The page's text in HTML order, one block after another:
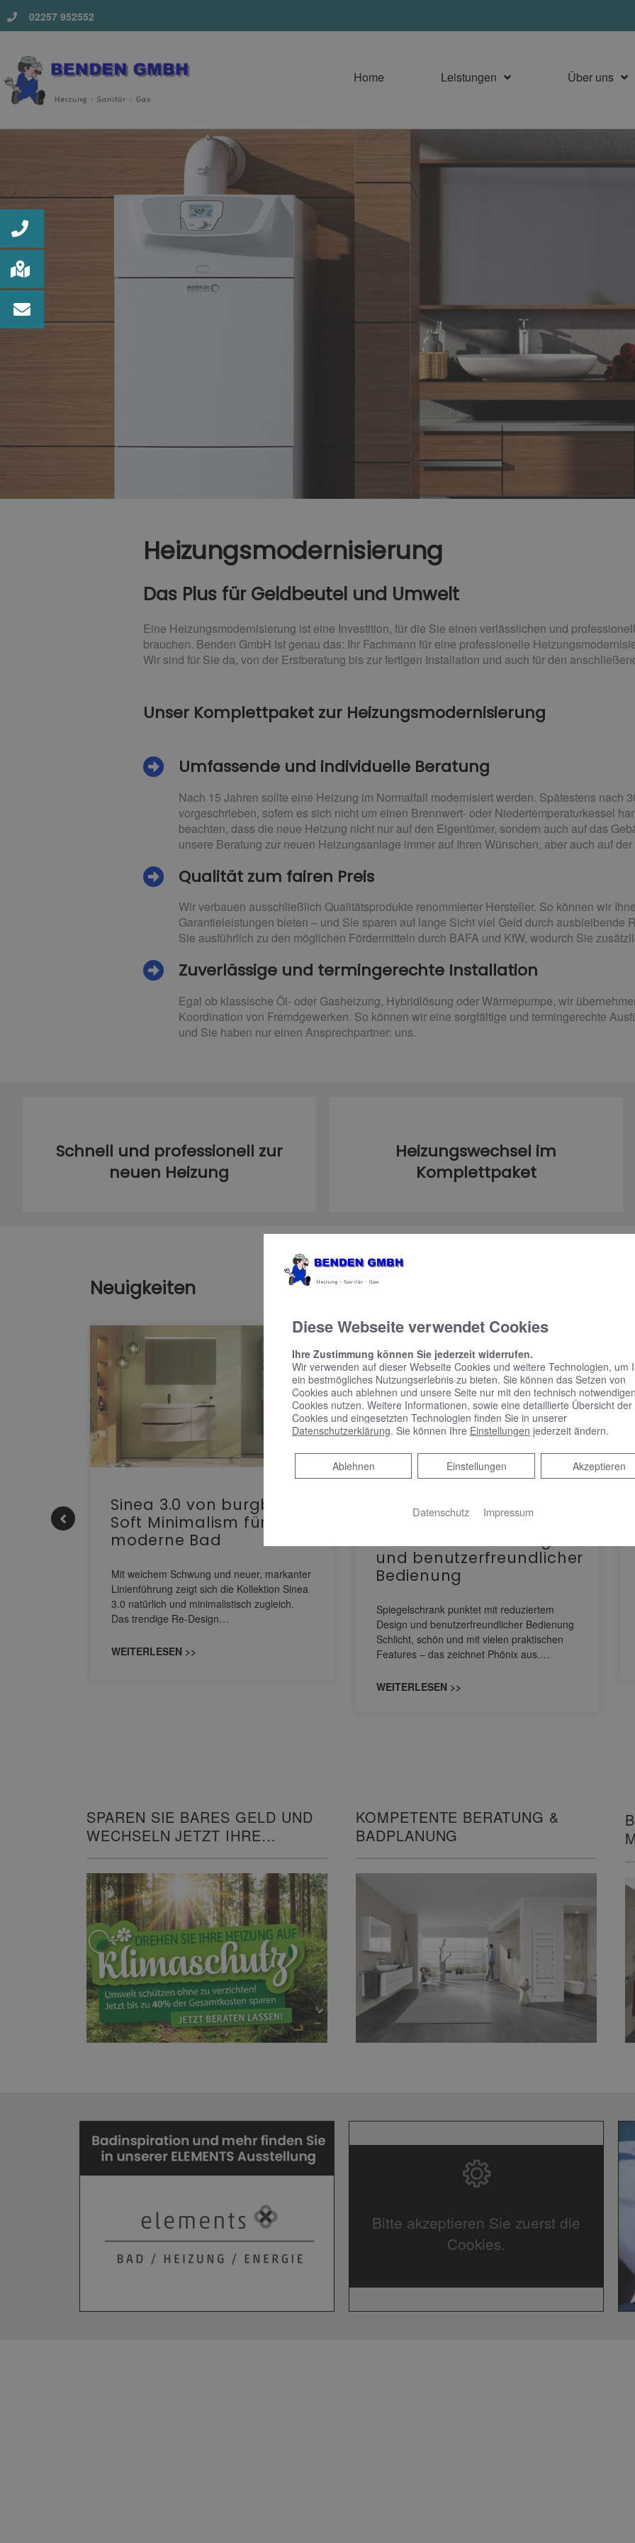
02257 952552
Home Leistungen Über uns
Heizungsmodernisierung
Das Plus für Geldbeutel und Umwelt
Eine Heizungsmodernisierung ist eine Investition, für die Sie einen verlässlichen und
brauchen. Benden GmbH ist genau das: Ihr Fachmann für eine professionelle
Wir sind für Sie da, von der Erstberatung bis zur fertigen Installation und auch für den
Unser Komplettpaket zur Heizungsmodernisierung
Umfassende und individuelle Beratung
Nach 15 Jahren sollte eine Heizung im Normalfall modernisiert werden. Spätestens nach
vorgeschrieben, sofern es sich nicht um einen Brennwert- oder Niedertemperaturkessel
beachten, dass die neue Heizung nicht nur auf den Eigentümer, sondern auch auf das
unsere Beratung zur neuen Heizungsanlage immer auf Ihren Wünschen, aber auch auf
Qualität zum fairen Preis
Wir verbauen ausschließlich Qualitätsprodukte renommierter Hersteller. So können wir
Garantieleistungen bieten – und Sie sparen auf lange Sicht viel Geld durch ausbleibende
Sie ausführlich zu den möglichen Fördermitteln durch BAFA und KfW, wodurch Sie
Zuverlässige und termingerechte Installation
Egal ob klassische Öl- oder Gasheizung, Hybridlösung oder Wärmepumpe, wir
Koordination von Fremdgewerken. So können wir eine sorgfältige und termingerechte
und Sie haben nur einen Ansprechpartner: uns.
Schnell und professionell zur
neuen Heizung
Heizungswechsel im
Komplettpaket
Neuigkeiten
Sinea 3.0 von burgbad:
Soft Minimalism für das
moderne Bad
Mit weichem Schwung und neuer, markanter
Linienführung zeigt sich die Kollektion Sinea
3.0 natürlich und minimalistisch zugleich.
Das trendige Re-Design…
WEITERLESEN >>
KEUCO PHÖNIX –
Spiegelschrank punktet
und benutzerfreundlicher
Bedienung
Spiegelschrank punktet mit reduziertem
Design und benutzerfreundlicher Bedienung
Schlicht, schön und mit vielen praktischen
Features – das zeichnet Phönix aus.…
WEITERLESEN >>
SPAREN SIE BARES GELD UND
WECHSELN JETZT IHRE
KOMPETENTE BERATUNG &
BADPLANUNG
Bitte akzeptieren Sie zuerst die
Cookies.
Diese Webseite verwendet Cookies
Ihre Zustimmung können Sie jederzeit widerrufen.
Wir verwenden auf dieser Webseite Cookies und weitere Technologien, um
ein bestmögliches Nutzungserlebnis zu bieten. Sie können das Setzen von
Cookies auch ablehnen und unsere Seite nur mit den technisch notwendigen
Cookies nutzen. Weitere Informationen, sowie eine detaillierte Übersicht der
Cookies und eingesetzten Technologien finden Sie in unserer
Datenschutzerklärung. Sie können Ihre Einstellungen jederzeit ändern.
Akzeptieren
Einstellungen
Ablehnen
Ablehnen
Datenschutz Impressum